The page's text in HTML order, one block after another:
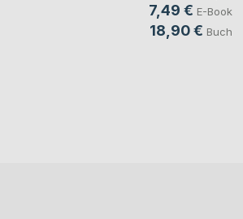
7,49 € E-Book
18,90 € Buch